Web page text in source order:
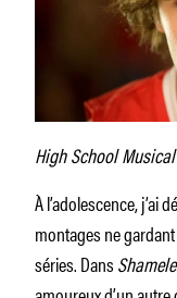
High School Musical
À l’adolescence, j’ai
montages ne
séries. Dans